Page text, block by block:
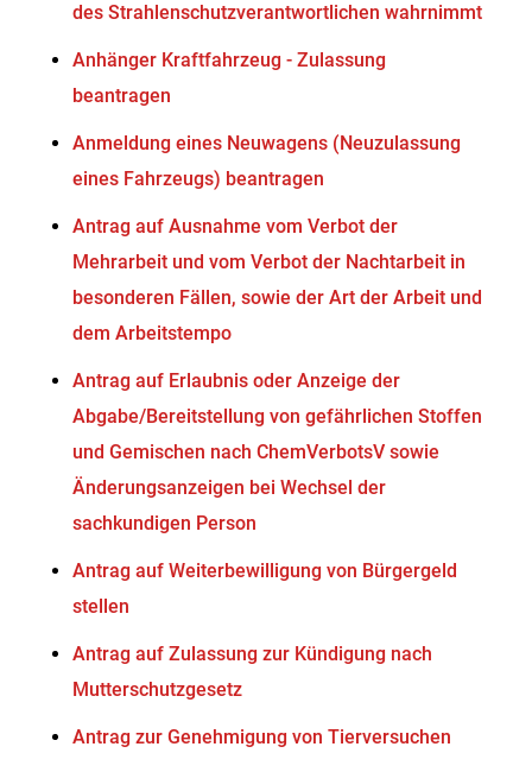
des Strahlenschutzverantwortlichen wahrnimmt
Anhänger Kraftfahrzeug - Zulassung
beantragen
Anmeldung eines Neuwagens (Neuzulassung
eines Fahrzeugs) beantragen
Antrag auf Ausnahme vom Verbot der
Mehrarbeit und vom Verbot der Nachtarbeit in
besonderen Fällen, sowie der Art der Arbeit und
dem Arbeitstempo
Antrag auf Erlaubnis oder Anzeige der
Abgabe/Bereitstellung von gefährlichen Stoffen
und Gemischen nach ChemVerbotsV sowie
Änderungsanzeigen bei Wechsel der
sachkundigen Person
Antrag auf Weiterbewilligung von Bürgergeld
stellen
Antrag auf Zulassung zur Kündigung nach
Mutterschutzgesetz
Antrag zur Genehmigung von Tierversuchen